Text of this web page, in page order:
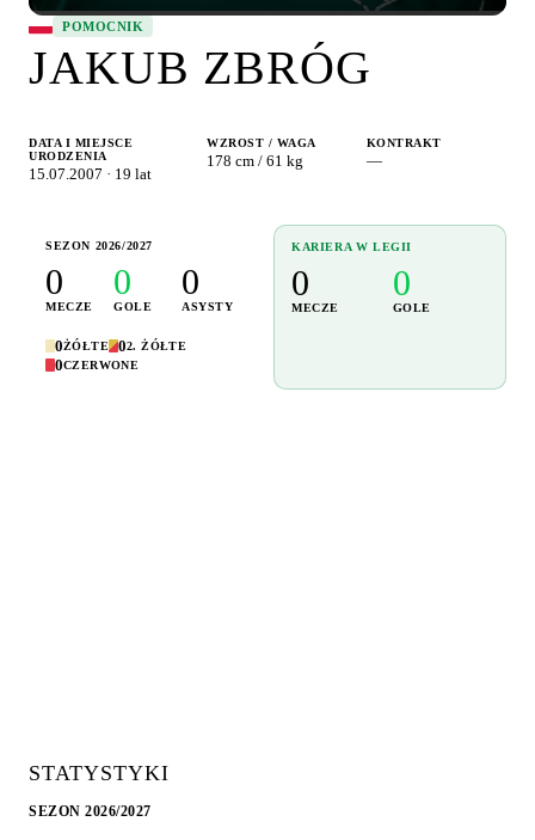
POMOCNIK
JAKUB ZBRÓG
DATA I MIEJSCE
URODZENIA
15.07.2007 · 19 lat
WZROST / WAGA
178 cm / 61 kg
KONTRAKT
—
SEZON 2026/2027
0
MECZE
0
GOLE
0
ASYSTY
0ŻÓŁTE 02. ŻÓŁTE
0CZERWONE
KARIERA W LEGII
0
MECZE
0
GOLE
STATYSTYKI
SEZON 2026/2027